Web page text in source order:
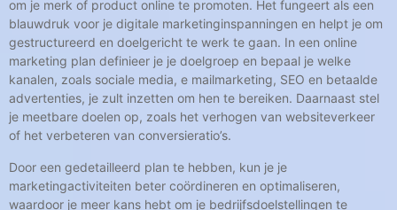
om je merk of product online te promoten. Het fungeert als een
blauwdruk voor je digitale marketinginspanningen en helpt je om
gestructureerd en doelgericht te werk te gaan. In een online
marketing plan definieer je je doelgroep en bepaal je welke
kanalen, zoals sociale media, e mailmarketing, SEO en betaalde
advertenties, je zult inzetten om hen te bereiken. Daarnaast stel
je meetbare doelen op, zoals het verhogen van websiteverkeer
of het verbeteren van conversieratio’s.
Door een gedetailleerd plan te hebben, kun je je
marketingactiviteiten beter coördineren en optimaliseren,
waardoor je meer kans hebt om je bedrijfsdoelstellingen te